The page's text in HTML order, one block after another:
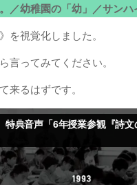
／幼稚園の「幼」／サンハ
を視覚化しました。
言ってみてください。
来るはずです。